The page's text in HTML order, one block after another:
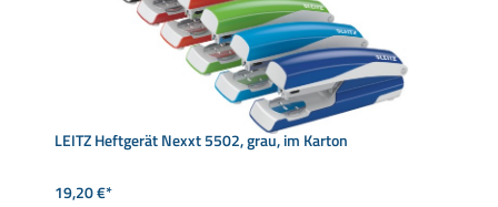
LEITZ Heftgerät Nexxt 5502, grau, im Karton
19,20 €*